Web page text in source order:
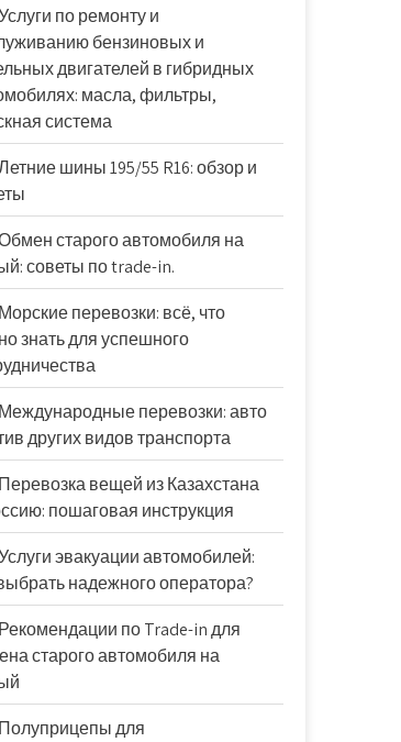
по ремонту и
бензиновых и
двигателей в гибридных
масла, фильтры,
система
шины 195/55 R16: обзор и
старого автомобиля на
советы по trade-in.
Морские перевозки: всё, что
знать для успешного
Международные перевозки: авто
других видов транспорта
Перевозка вещей из Казахстана
пошаговая инструкция
эвакуации автомобилей:
надежного оператора?
Рекомендации по Trade-in для
старого автомобиля на
Полуприцепы для